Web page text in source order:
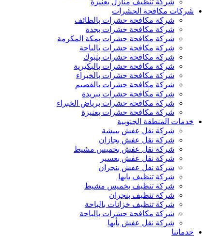
شركة تنظيف منازل بعنيزة
شركات مكافحة الحشرات
شركة مكافحة حشرات بالطائف
شركة مكافحة حشرات بجدة
شركة مكافحة حشرات بمكة المكرمة
شركة مكافحة حشرات بالباحة
شركة مكافحة حشرات بتبوك
شركة مكافحة حشرات بالبكيرية
شركة مكافحة حشرات بالخبراء
شركة مكافحة حشرات بالقصيم
شركة مكافحة حشرات ببريدة
شركة مكافحة حشرات برياض الخبراء
شركة مكافحة حشرات بعنيزة
خدمات المنطقة الجنوبية
شركة نقل عفش ببيشة
شركة نقل عفش بجازان
شركة نقل عفش بخميس مشيط
شركة نقل عفش بعسير
شركة نقل عفش بنجران
شركة تنظيف بابها
شركة تنظيف بخميس مشيط
شركة تنظيف بنجران
شركة تنظيف خزانات بالباحة
شركة مكافحة حشرات بالباحة
شركة نقل عفش بأبها
خدماتنا